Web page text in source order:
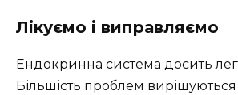
Лікуємо і виправляємо
Ендокринна система досить
Більшість проблем